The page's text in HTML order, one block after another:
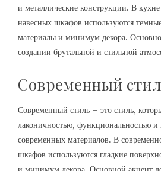
и металлические конструкции. В
навесных шкафов используются
материалы и минимум декора.
создании брутальной и стильной
Современный
Современный стиль – это стиль,
лаконичностью, функциональностью и
современных материалов. В
шкафов используются гладкие